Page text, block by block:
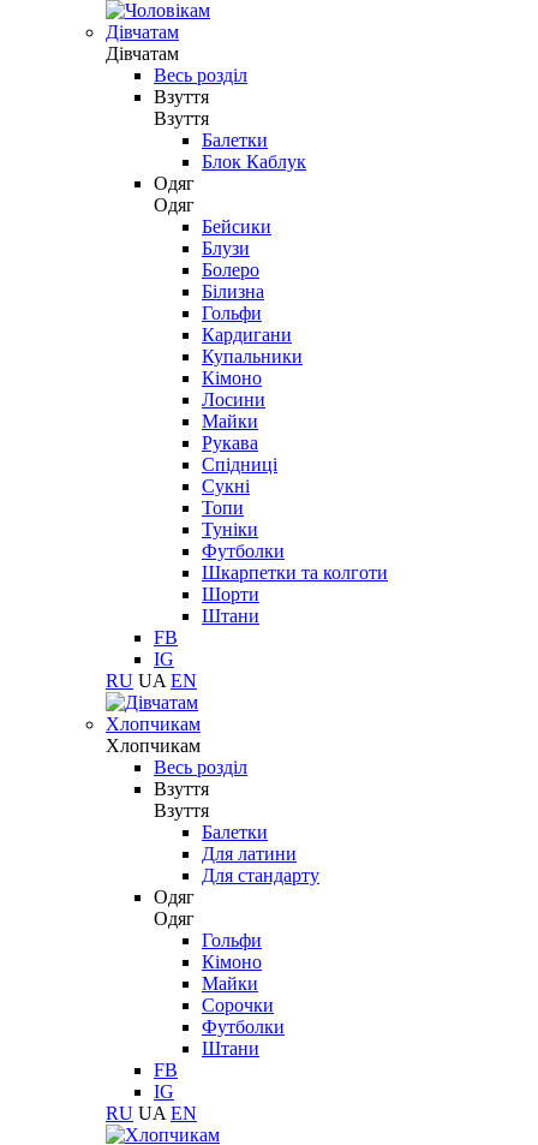
Дівчатам
Дівчатам
Весь розділ
Взуття
Взуття
Балетки
Блок Каблук
Одяг
Одяг
Бейсики
Блузи
Болеро
Білизна
Гольфи
Кардигани
Купальники
Кімоно
Лосини
Майки
Рукава
Спідниці
Сукні
Топи
Туніки
Футболки
Шкарпетки та колготи
Шорти
Штани
FB
IG
RU UA EN
Хлопчикам
Хлопчикам
Весь розділ
Взуття
Взуття
Балетки
Для латини
Для стандарту
Одяг
Одяг
Гольфи
Кімоно
Майки
Сорочки
Футболки
Штани
FB
IG
RU UA EN